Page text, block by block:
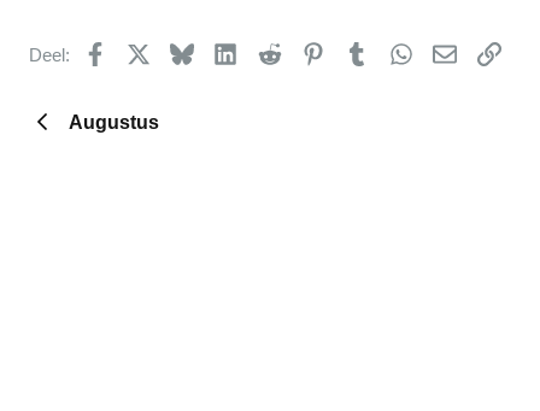
Deel: Facebook BlueskyLinkedInReddit PinterestTumblrWhatsApp
E-mail
Augustus